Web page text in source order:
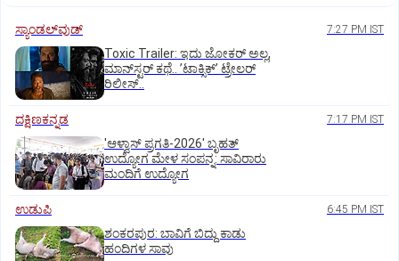
ಸ್ಯಾಂಡಲ್‌ವುಡ್‌ 7:27 PM IST
Toxic Trailer: ಇದು ಜೋಕರ್‌ ಅಲ್ಲ,
ಮಾನ್‌ಸ್ಟರ್‌ ಕಥೆ.. ʼಟಾಕ್ಸಿಕ್‌ʼ ಟ್ರೇಲರ್‌
ರಿಲೀಸ್..
ದಕ್ಷಿಣಕನ್ನಡ 7:17 PM IST
'ಆಳ್ವಾಸ್‌ ಪ್ರಗತಿ-2026' ಬೃಹತ್
ಉದ್ಯೋಗ ಮೇಳ ಸಂಪನ್ನ: ಸಾವಿರಾರು
ಮಂದಿಗೆ ಉದ್ಯೋಗ
ಉಡುಪಿ 6:45 PM IST
ಶಂಕರಪುರ: ಬಾವಿಗೆ ಬಿದ್ದು ಕಾಡು
ಹಂದಿಗಳ ಸಾವು